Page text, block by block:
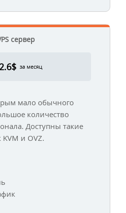
сервер
за месяц
мало обычного
количество
Доступны такие
и OVZ.